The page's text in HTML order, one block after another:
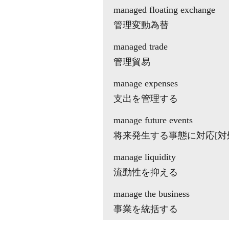
managed floating exchange
管理変動為替
managed trade
管理貿易
manage expenses
支出を管理する
manage future events
将来発生する事態に対応[
manage liquidity
流動性を抑える
manage the business
事業を統括する